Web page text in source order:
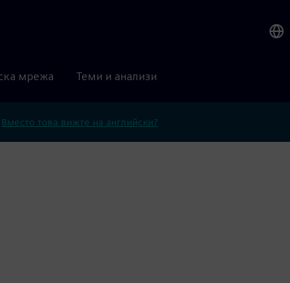
мрежа Теми и анализи
Вместо това вижте на английски?